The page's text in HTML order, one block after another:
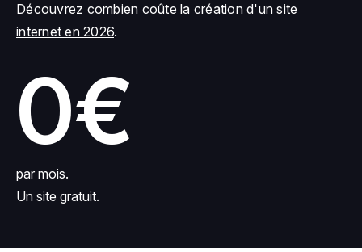
Découvrez combien coûte la création d'un site
internet en 2026.
0€
par mois.
Un site gratuit.